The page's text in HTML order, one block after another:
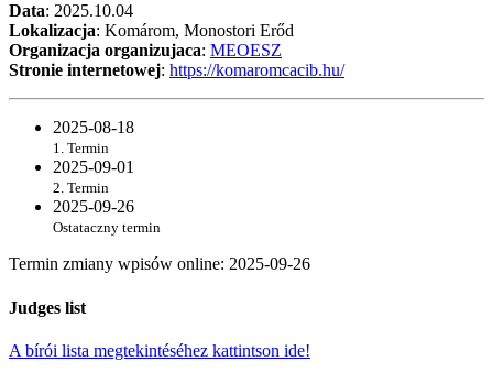
Data: 2025.10.04
Lokalizacja: Komárom, Monostori Erőd
Organizacja organizujaca: MEOESZ
Stronie internetowej: https://komaromcacib.hu/
2025-08-18
1. Termin
2025-09-01
2. Termin
2025-09-26
Ostataczny termin
Termin zmiany wpisów online: 2025-09-26
Judges list
A bírói lista megtekintéséhez kattintson ide!